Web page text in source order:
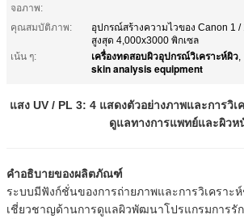
จอภาพ:
คุณสมบัติภาพ:
อุปกรณ์สร้างความไวของ Canon 1 /
สูงสุด 4,000x3000 พิกเซล
เน้น ๆ:
เครื่องทดสอบผิวอุปกรณ์วิเคราะห์ผิว,
skin analysis equipment
แสง UV / PL 3: 4 แสดงตัวอย่างภาพและการวิ
ดูแลทางการแพทย์และผิวห
คำอธิบายของผลิตภัณฑ์
ระบบมีฟังก์ชั่นของการถ่ายภาพและการวิเคราะ
เชี่ยวชาญด้านการดูแลผิวพัฒนาโปรแกรมการรั